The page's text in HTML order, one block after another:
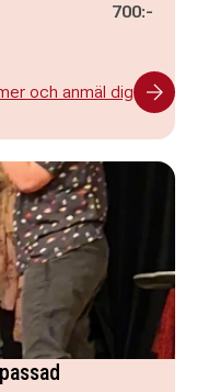
700:-
och anmäl dig